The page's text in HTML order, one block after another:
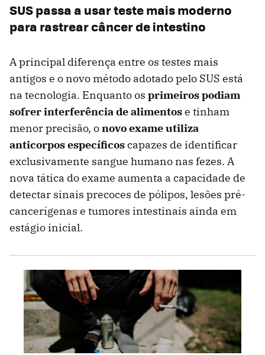
SUS passa a usar teste mais moderno
para rastrear câncer de intestino
A principal diferença entre os testes mais
antigos e o novo método adotado pelo SUS está
na tecnologia. Enquanto os primeiros podiam
sofrer interferência de alimentose tinham
menor precisão, onovo exame utiliza
anticorpos específicoscapazes de identificar
exclusivamente sangue humano nas fezes. A
nova tática do exame aumenta a capacidade de
detectar sinais precoces de pólipos, lesões pré-
cancerígenas e tumores intestinais ainda em
estágio inicial.